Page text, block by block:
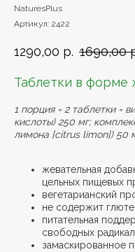
NaturesPlus
Артикул: 2422
1290,00 р. 1690,00
Таблетки в форме
1 порция = 2 таблетки =
кислоты) 250 мг;
лимона [citrus limon]) 50
жевательная
цельных пищевых
вегетарианский
не содержит
питательная
свободных
замаскированное